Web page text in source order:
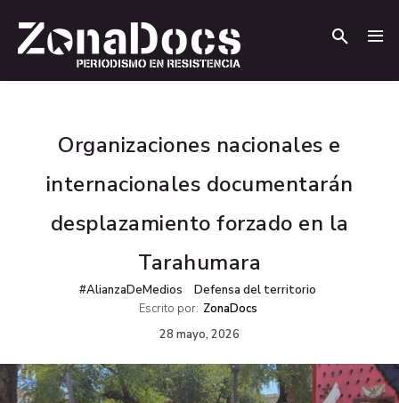
Organizaciones nacionales e
internacionales documentarán
desplazamiento forzado en la
Tarahumara
#AlianzaDeMedios
Defensa del territorio
Escrito por: ZonaDocs
28 mayo, 2026